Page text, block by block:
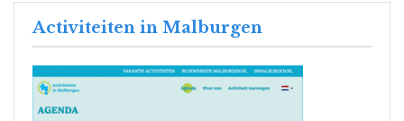
Activiteiten in Malburgen